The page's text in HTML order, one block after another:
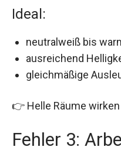
Ideal:
neutralweiß bis
ausreichend
gleichmäßige
👉 Helle Räume
Fehler 3: